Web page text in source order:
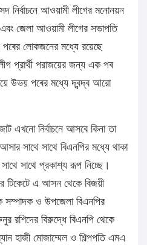
নির্বাচনে আওয়ামী লীগের মনোনয়ন
জেলা আওয়ামী লীগের সভাপতি
লোকজনের মধ্যে রয়েছে
প্রার্থী পরাজয়ের জন্য এক পৰ
উভয় পৰের মধ্যে দ্বন্দ্ব আরো
এখনো নির্বাচনে আসবে কিনা তা
আসার সাথে সাথে বিএনপির মধ্যে থাকা
সাথে সাথে প্রকাশ্য রূপ নিচ্ছে।
টিকেটে এ আসন থেকে বিজয়ী
সম্পাদক ও উপজেলা বিএনপির
রশিদের বিরুদ্ধে বিএনপি থেকে
হাজী মোজাম্মেল ও শিল্পপতি এমএ